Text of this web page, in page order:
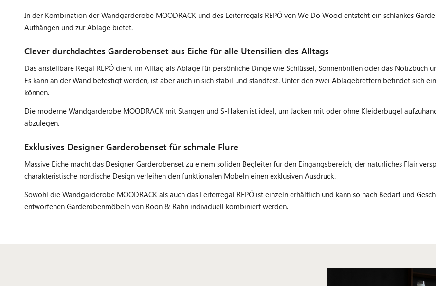
In der Kombination der Wandgarderobe MOODRACK und des Leiterregals REPÓ von We Do Wood entsteht ein schlankes
Aufhängen und zur Ablage bietet.
Clever durchdachtes Garderobenset aus Eiche für alle Utensilien des Alltags
Das anstellbare Regal REPÓ dient im Alltag als Ablage für persönliche Dinge wie Schlüssel, Sonnenbrillen oder das Notizbuch
Es kann an der Wand befestigt werden, ist aber auch in sich stabil und standfest. Unter den zwei Ablagebrettern befindet sich
können.
Die moderne Wandgarderobe MOODRACK mit Stangen und S-Haken ist ideal, um Jacken mit oder ohne Kleiderbügel
abzulegen.
Exklusives Designer Garderobenset für schmale Flure
Massive Eiche macht das Designer Garderobenset zu einem soliden Begleiter für den Eingangsbereich, der natürliches Flair
charakteristische nordische Design verleihen den funktionalen Möbeln einen exklusiven Ausdruck.
Sowohl die Wandgarderobe MOODRACK als auch das Leiterregal REPÓ ist einzeln erhältlich und kann so nach Bedarf und
entworfenen Garderobenmöbeln von Roon & Rahn individuell kombiniert werden.